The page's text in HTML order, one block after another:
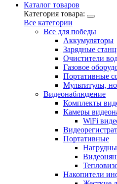
Каталог товаров
Категория товара:
Все категории
Все для победы
Аккумуляторы
Зарядные
Очистители
Газовое
Портативные
Мультитулы,
Видеонаблюдение
Комплекты
Камеры
WiFi
Портативные
Накопители